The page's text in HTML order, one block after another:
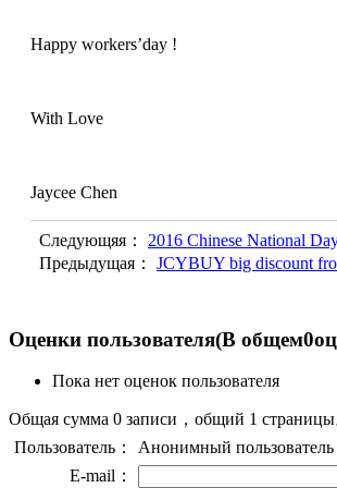
Happy workers’day !
With Love
Jaycee Chen
Следующяя： 2016 Chinese National
Предыдущая：
Оценки пользователя(В общем0
Пока нет оценок пользователя
Общая сумма 0 записи，общий 1 страницы
Пользователь：
Анонимный пользователь
E-mail：